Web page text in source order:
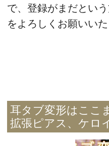
で、登録がまだとい
をよろしくお願いい
耳タブ変形はここ
拡張ピアス、ケロ